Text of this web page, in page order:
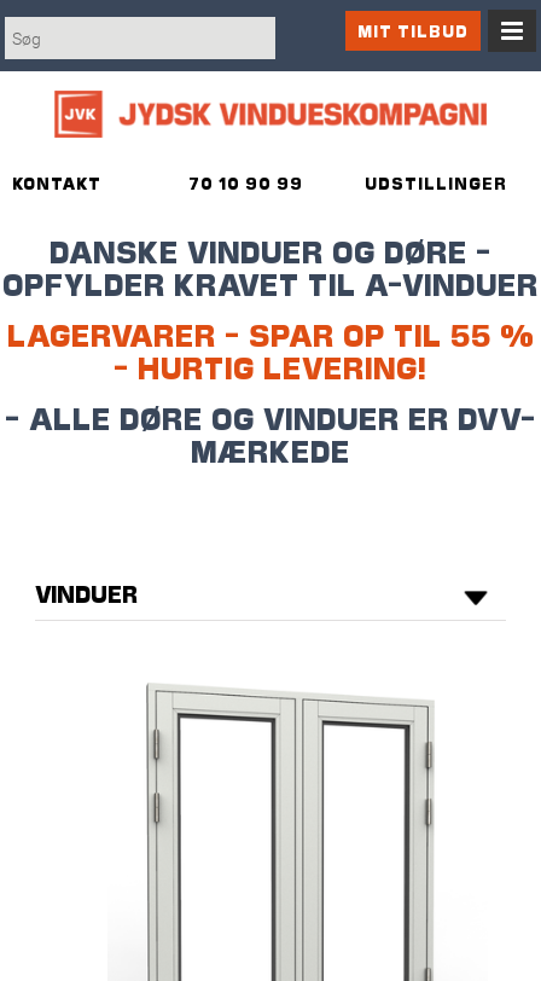
KONTAKT UDSTILLINGER
70 10 90 99
DANSKE VINDUER OG DØRE -
OPFYLDER KRAVET TIL A-VINDUER
LAGERVARER - SPAR OP TIL 55 %
- HURTIG LEVERING!
- ALLE DØRE OG VINDUER ER DVV-
MÆRKEDE
MIT TILBUD
VINDUER